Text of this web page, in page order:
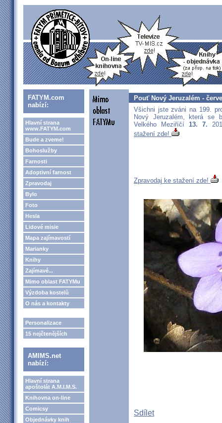
FATYM.com
nabízí:
Hlavní strana
www.FATYM.com
Bude a zveme!
Bohoslužby
Farnosti
Adoptivní farnost
Zpravodaj
Bylo
Foto
Hesla
Lidové misie
Mapa zajímavostí
Marianky
Knihy
Zajímavé...
Mimo oblast FATYMu
Výzdoba kostelů
O nás a kontakty
Personalizace
15 nejčtenějších
AMIMS.net
nabízí:
Hlavní strana
apoštolát A.M.I.M.S.
Knihovna on-line
Comicsy
Objednávky knih
Pouť Nový Jeruzalém -
Všichni jste zváni na 199.
Nový Jeruzalém, která se
Velkého Meziříčí 13. 7.
stažení zde!
Zpravodaj ke stažení zde!
Sdílet